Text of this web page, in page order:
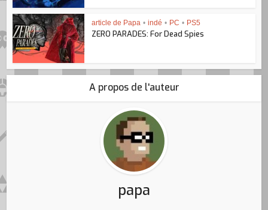
article de Papa • indé • PC • PS5
ZERO PARADES: For Dead Spies
A propos de l'auteur
papa